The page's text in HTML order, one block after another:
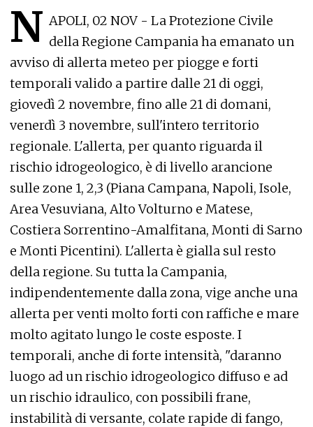
N APOLI, 02 NOV - La Protezione Civile
della Regione Campania ha emanato un
avviso di allerta meteo per piogge e forti
temporali valido a partire dalle 21 di oggi,
giovedì 2 novembre, fino alle 21 di domani,
venerdì 3 novembre, sull'intero territorio
regionale. L'allerta, per quanto riguarda il
rischio idrogeologico, è di livello arancione
sulle zone 1, 2,3 (Piana Campana, Napoli, Isole,
Area Vesuviana, Alto Volturno e Matese,
Costiera Sorrentino-Amalfitana, Monti di Sarno
e Monti Picentini). L'allerta è gialla sul resto
della regione. Su tutta la Campania,
indipendentemente dalla zona, vige anche una
allerta per venti molto forti con raffiche e mare
molto agitato lungo le coste esposte. I
temporali, anche di forte intensità, "daranno
luogo ad un rischio idrogeologico diffuso e ad
un rischio idraulico, con possibili frane,
instabilità di versante, colate rapide di fango,